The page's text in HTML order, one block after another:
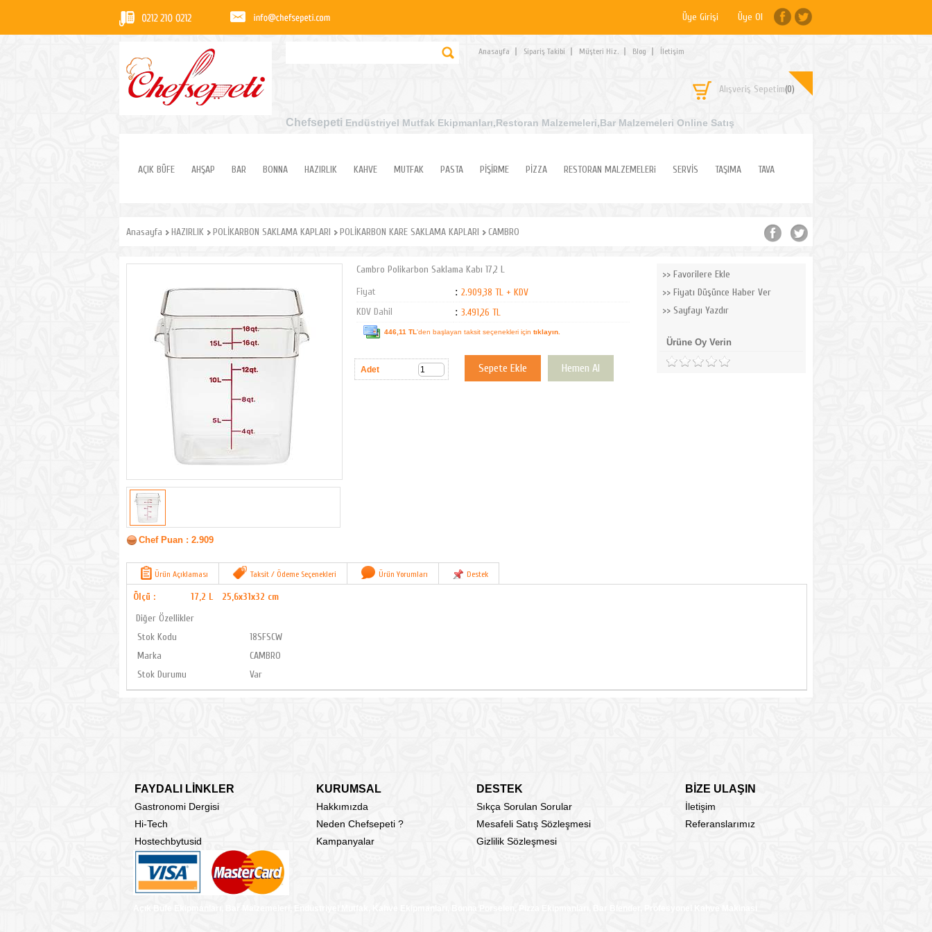
Üye Girişi Üye Ol
Anasayfa Sipariş Takibi Müşteri Hiz. Blog İletişim
Alışveriş Sepetim(0)
Chefsepeti Endüstriyel Mutfak Ekipmanları,Restoran Malzemeleri,Bar Malzemeleri Online Satış
AÇIK BÜFE AHŞAP BAR BONNA HAZIRLIK KAHVE MUTFAK PASTA PİŞİRME PİZZA RESTORAN MALZEMELERi SERVİS TAŞIMA TAVA
Anasayfa HAZIRLIK POLİKARBON SAKLAMA KAPLARI POLİKARBON KARE SAKLAMA KAPLARI CAMBRO
Chef Puan : 2.909
Cambro Polikarbon Saklama Kabı 17,2 L
Fiyat
: 2.909,38 TL + KDV
KDV Dahil
: 3.491,26 TL
446,11 TL'den başlayan taksit seçenekleri için tıklayın.
Adet
Favorilere Ekle
Fiyatı Düşünce Haber Ver
Sayfayı Yazdır
Ürüne Oy Verin
Ürün Açıklaması Taksit / Ödeme Seçenekleri Ürün Yorumları Destek
Ölçü : 17,2 L
25,6x31x32 cm
Diğer Özellikler
Stok Kodu
18SFSCW
Marka
CAMBRO
Stok Durumu
Var
FAYDALI LİNKLER KURUMSAL DESTEK BİZE ULAŞIN
Gastronomi Dergisi Hakkımızda Sıkça Sorulan Sorular
İletişim
Hi-Tech
Neden Chefsepeti ? Mesafeli Satış Sözleşmesi
Referanslarımız
Hostechbytusid
Kampanyalar Gizlilik Sözleşmesi